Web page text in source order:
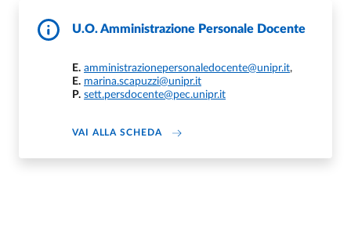
U.O. Amministrazione Personale Docente
E. amministrazionepersonaledocente@unipr.it,
E. marina.scapuzzi@unipr.it
P. sett.persdocente@pec.unipr.it
VAI ALLA SCHEDADI U.O. AMMINISTRAZIONE